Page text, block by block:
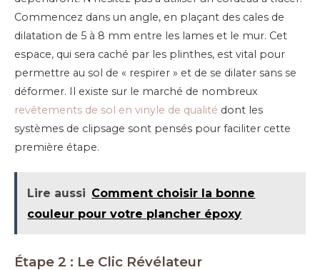
Commencez dans un angle, en plaçant des cales de
dilatation de 5 à 8 mm entre les lames et le mur. Cet
espace, qui sera caché par les plinthes, est vital pour
permettre au sol de « respirer » et de se dilater sans se
déformer. Il existe sur le marché de nombreux
revêtements de sol en vinyle de qualité dont les
systèmes de clipsage sont pensés pour faciliter cette
première étape.
Lire aussi Comment choisir la bonne
couleur pour votre plancher époxy
Étape 2 : Le Clic Révélateur